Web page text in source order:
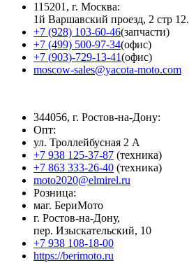
115201, г. Москва:
1й Варшавский проезд, 2 стр 12.
+7 (928) 103-60-46(запчасти)
+7 (499) 500-97-34(офис)
+7 (903)-729-13-41(офис)
moscow-sales@yacota-moto.com
344056, г. Ростов-на-Дону:
Опт:
ул. Троллейбусная 2 А
+7 938 125-37-87 (техника)
+7 863 333-26-40 (техника)
moto2020@elmirel.ru
Розница:
маг. БериМото
г. Ростов-на-Дону,
пер. Изыскательский, 10
+7 938 108-18-00
https://berimoto.ru